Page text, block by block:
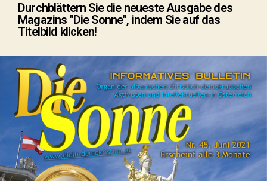
Durchblättern Sie die neueste Ausgabe des
Magazins "Die Sonne", indem Sie auf das
Titelbild klicken!